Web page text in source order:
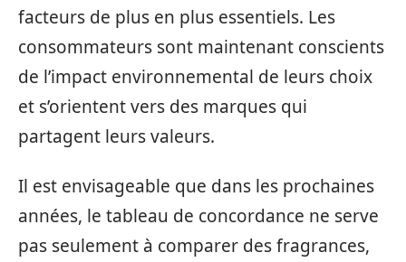
facteurs de plus en plus essentiels. Les
consommateurs sont maintenant conscients
de l’impact environnemental de leurs choix
et s’orientent vers des marques qui
partagent leurs valeurs.
Il est envisageable que dans les prochaines
années, le tableau de concordance ne serve
pas seulement à comparer des fragrances,